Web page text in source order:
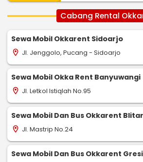
Cabang Rental
Sewa Mobil Okkarent Sidoarjo
location_on Jl. Jenggolo, Pucang - Sidoarjo
Sewa Mobil Okka Rent Banyuwangi
location_on Jl. Letkol Istiqlah No.95
Sewa Mobil Dan Bus Okkarent Blitar
location_on Jl. Mastrip No.24
Sewa Mobil Dan Bus Okkarent